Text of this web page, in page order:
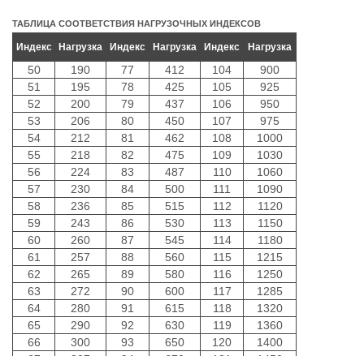
ТАБЛИЦА СООТВЕТСТВИЯ НАГРУЗОЧНЫХ ИНДЕКСОВ
Индекс Нагрузка Индекс Нагрузка Индекс Нагрузка
50 190 77 412 104
900
51
195 78 425 105
925
52
200 79 437 106
950
53
206 80 450 107
975
54
212 81 462 108
1000
55
218 82 475 109
1030
56
224 83 487 110
1060
57
230 84 500 111
1090
58
236 85 515 112
1120
59
243 86 530 113
1150
60
260 87 545 114
1180
61
257 88 560 115
1215
62
265 89 580 116
1250
63
272 90 600 117
1285
64
280 91 615 118
1320
65
290 92 630 119
1360
66
300 93 650 120
1400